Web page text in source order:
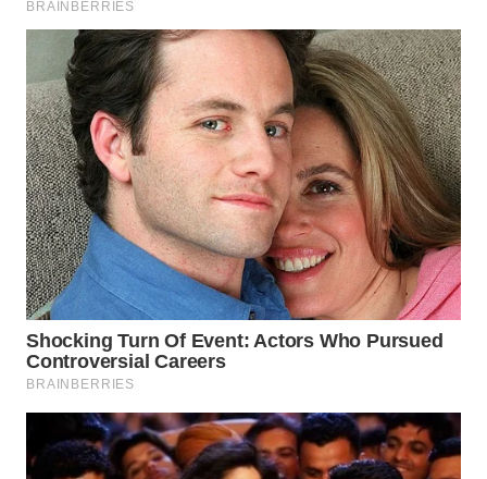
WN
SURABAYA
WN
NATUNA
WN
BINTAN
WN
MANDALIKA
WN
LIKUPANG
WN
LABUANBAJO